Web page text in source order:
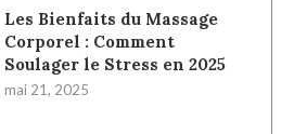
Les Bienfaits du Massage
Corporel : Comment
Soulager le Stress en 2025
mai 21, 2025